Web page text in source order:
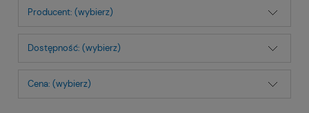
Producent: (wybierz)
Dostępność: (wybierz)
Cena: (wybierz)